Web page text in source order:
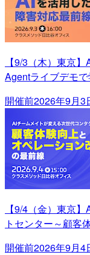
【9/3（木）東京
Agentライブデモ
開催前2026年9月3
【9/4（金）東京
トセンター～顧客
開催前2026年9月4